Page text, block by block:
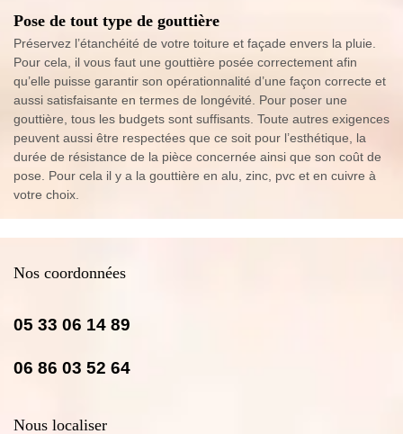
Pose de tout type de gouttière
Préservez l’étanchéité de votre toiture et façade envers la pluie.
Pour cela, il vous faut une gouttière posée correctement afin
qu’elle puisse garantir son opérationnalité d’une façon correcte et
aussi satisfaisante en termes de longévité. Pour poser une
gouttière, tous les budgets sont suffisants. Toute autres exigences
peuvent aussi être respectées que ce soit pour l’esthétique, la
durée de résistance de la pièce concernée ainsi que son coût de
pose. Pour cela il y a la gouttière en alu, zinc, pvc et en cuivre à
votre choix.
Nos coordonnées
05 33 06 14 89
06 86 03 52 64
Nous localiser